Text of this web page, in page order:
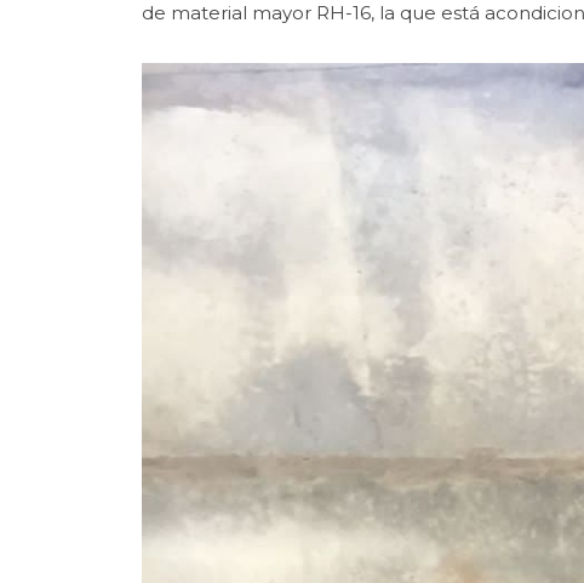
de material mayor RH-16, la que está